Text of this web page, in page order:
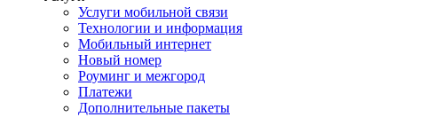
Услуги мобильной связи
Технологии и информация
Мобильный интернет
Новый номер
Роуминг и межгород
Платежи
Дополнительные пакеты